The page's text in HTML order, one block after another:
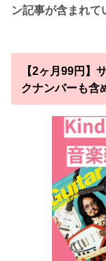
ン記事が含まれて
【2ヶ月99円】
クナンバーも含